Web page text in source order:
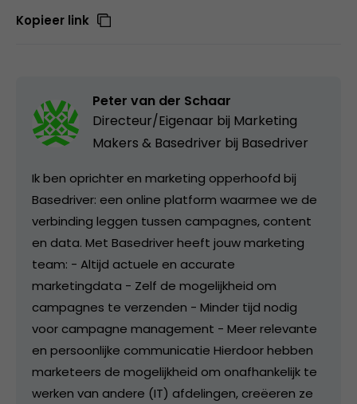
Kopieer link
Peter van der Schaar
Directeur/Eigenaar bij Marketing
Makers & Basedriver bij Basedriver
Ik ben oprichter en marketing opperhoofd bij
Basedriver: een online platform waarmee we de
verbinding leggen tussen campagnes, content
en data. Met Basedriver heeft jouw marketing
team: - Altijd actuele en accurate
marketingdata - Zelf de mogelijkheid om
campagnes te verzenden - Minder tijd nodig
voor campagne management - Meer relevante
en persoonlijke communicatie Hierdoor hebben
marketeers de mogelijkheid om onafhankelijk te
werken van andere (IT) afdelingen, creëeren ze